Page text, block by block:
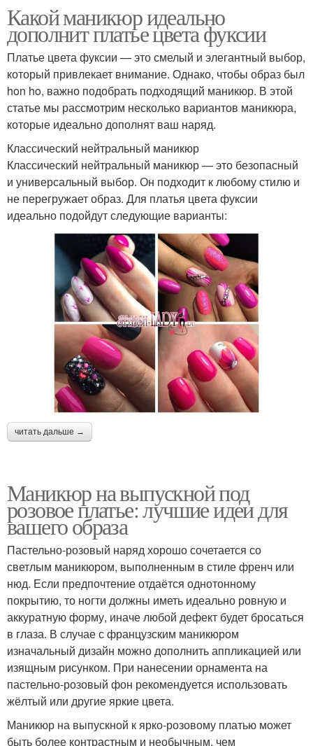
Какой маникюр идеально
дополнит платье цвета фуксии
Платье цвета фуксии — это смелый и элегантный выбор,
который привлекает внимание. Однако, чтобы образ был
hon ho, важно подобрать подходящий маникюр. В этой
статье мы рассмотрим несколько вариантов маникюра,
которые идеально дополнят ваш наряд.
Классический нейтральный маникюр
Классический нейтральный маникюр — это безопасный
и универсальный выбор. Он подходит к любому стилю и
не перегружает образ. Для платья цвета фуксии
идеально подойдут следующие варианты:
читать дальше →
Маникюр на выпускной под
розовое платье: лучшие идеи для
вашего образа
Пастельно-розовый наряд хорошо сочетается со
светлым маникюром, выполненным в стиле френч или
нюд. Если предпочтение отдаётся однотонному
покрытию, то ногти должны иметь идеально ровную и
аккуратную форму, иначе любой дефект будет бросаться
в глаза. В случае с французским маникюром
изначальный дизайн можно дополнить аппликацией или
изящным рисунком. При нанесении орнамента на
пастельно-розовый фон рекомендуется использовать
жёлтый или другие яркие цвета.
Маникюр на выпускной к ярко-розовому платью может
быть более контрастным и необычным, чем